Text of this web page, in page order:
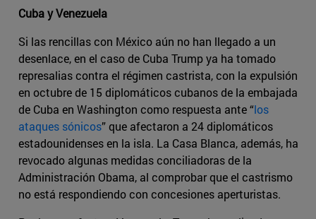
Cuba y Venezuela
Si las rencillas con México aún no han llegado a un
desenlace, en el caso de Cuba Trump ya ha tomado
represalias contra el régimen castrista, con la expulsión
en octubre de 15 diplomáticos cubanos de la embajada
de Cuba en Washington como respuesta ante “los
ataques sónicos” que afectaron a 24 diplomáticos
estadounidenses en la isla. La Casa Blanca, además, ha
revocado algunas medidas conciliadoras de la
Administración Obama, al comprobar que el castrismo
no está respondiendo con concesiones aperturistas.